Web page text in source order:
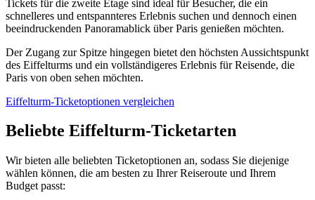
Tickets für die zweite Etage sind ideal für Besucher, die ein
schnelleres und entspannteres Erlebnis suchen und dennoch einen
beeindruckenden Panoramablick über Paris genießen möchten.
Der Zugang zur Spitze hingegen bietet den höchsten Aussichtspunkt
des Eiffelturms und ein vollständigeres Erlebnis für Reisende, die
Paris von oben sehen möchten.
Eiffelturm-Ticketoptionen vergleichen
Beliebte Eiffelturm-Ticketarten
Wir bieten alle beliebten Ticketoptionen an, sodass Sie diejenige
wählen können, die am besten zu Ihrer Reiseroute und Ihrem
Budget passt: